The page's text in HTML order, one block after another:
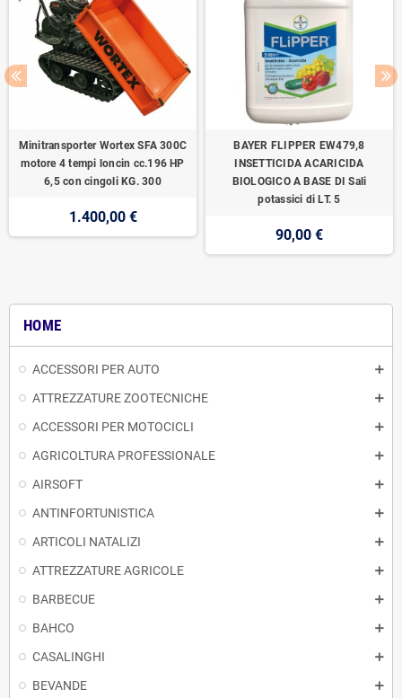
HOME
ACCESSORI PER AUTO
ATTREZZATURE ZOOTECNICHE
ACCESSORI PER MOTOCICLI
AGRICOLTURA PROFESSIONALE
AIRSOFT
ANTINFORTUNISTICA
ARTICOLI NATALIZI
ATTREZZATURE AGRICOLE
BARBECUE
BAHCO
CASALINGHI
BEVANDE
Minitransporter Wortex SFA 300C
motore 4 tempi loncin cc.196 HP
6,5 con cingoli KG. 300
1.400,00 €
BAYER FLIPPER EW479,8
INSETTICIDA ACARICIDA
BIOLOGICO A BASE DI Sali
potassici di LT. 5
90,00 €